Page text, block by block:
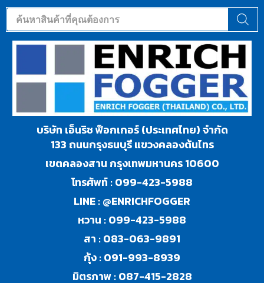
บริษัท เอ็นริช ฟ็อกเกอร์ (ประเทศไทย) จำกัด
133 ถนนกรุงธนบุรี แขวงคลองต้นไทร
เขตคลองสาน กรุงเทพมหานคร 10600
โทรศัพท์ :099-423-5988
LINE :@ENRICHFOGGER
หวาน :099-423-5988
สา :083-063-9891
กุ้ง :091-993-8939
มิตรภาพ :087-415-2828